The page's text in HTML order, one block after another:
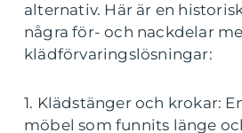
alternativ. Här är en
några för- och nackdelar
klädförvaringslösningar:
1. Klädstänger och krokar:
möbel som funnits länge